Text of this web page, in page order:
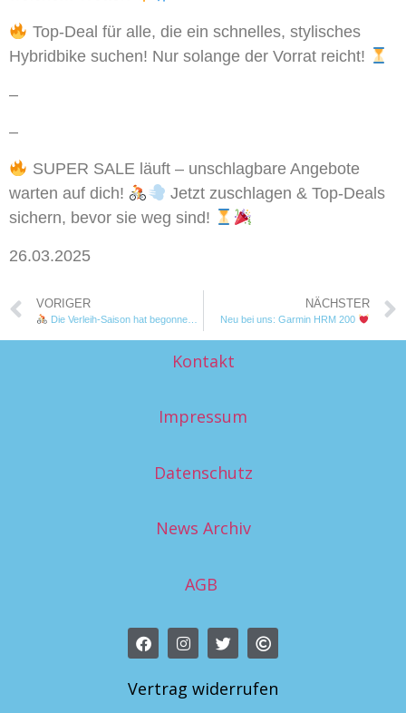
Top-Deal für alle, die ein schnelles, stylisches
Hybridbike suchen! Nur solange der Vorrat reicht!
–
–
SUPER SALE läuft – unschlagbare Angebote
warten auf dich!
Jetzt zuschlagen & Top-Deals
sichern, bevor sie weg sind!
26.03.2025
VORIGER
Die Verleih-Saison hat begonnen!
NÄCHSTER
Neu bei uns: Garmin HRM 200
Kontakt
Impressum
Datenschutz
News Archiv
AGB
Vertrag widerrufen